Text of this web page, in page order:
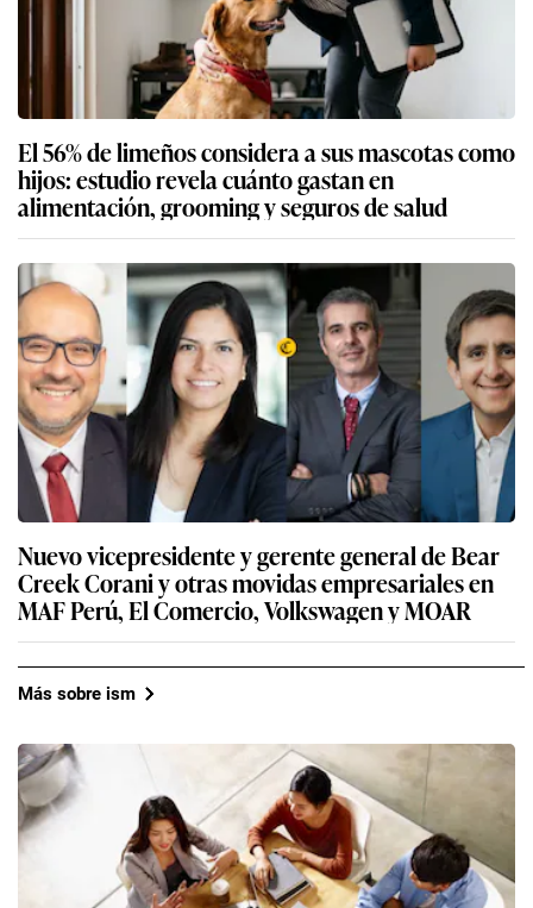
El 56% de limeños considera a sus mascotas como
hijos: estudio revela cuánto gastan en
alimentación, grooming y seguros de salud
Nuevo vicepresidente y gerente general de Bear
Creek Corani y otras movidas empresariales en
MAF Perú, El Comercio, Volkswagen y MOAR
Más sobre ism